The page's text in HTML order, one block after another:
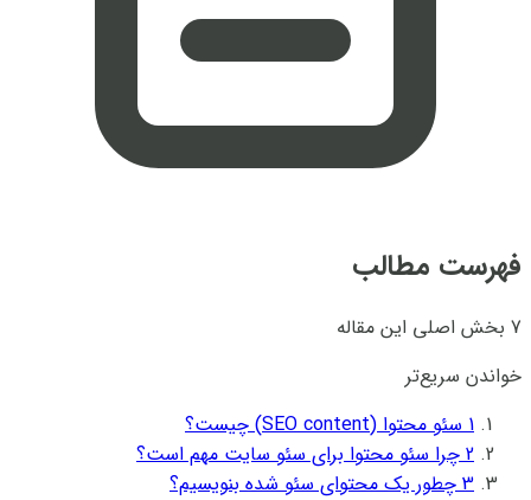
فهرست مطالب
7 بخش اصلی این مقاله
خواندن سریع‌تر
1 سئو محتوا (SEO content) چیست؟
2 چرا سئو محتوا برای سئو سایت مهم است؟
3 چطور یک محتوای سئو شده بنویسیم؟